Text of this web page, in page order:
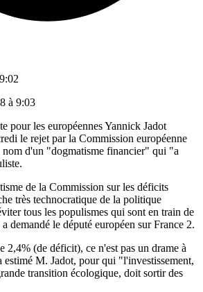
à 9:03
pour les européennes Yannick Jadot
le rejet par la Commission européenne
d'un "dogmatisme financier" qui "a
de la Commission sur les déficits
très technocratique de la politique
tous les populismes qui sont en train de
demandé le député européen sur France 2.
2,4% (de déficit), ce n'est pas un drame à
estimé M. Jadot, pour qui "l'investissement,
transition écologique, doit sortir des